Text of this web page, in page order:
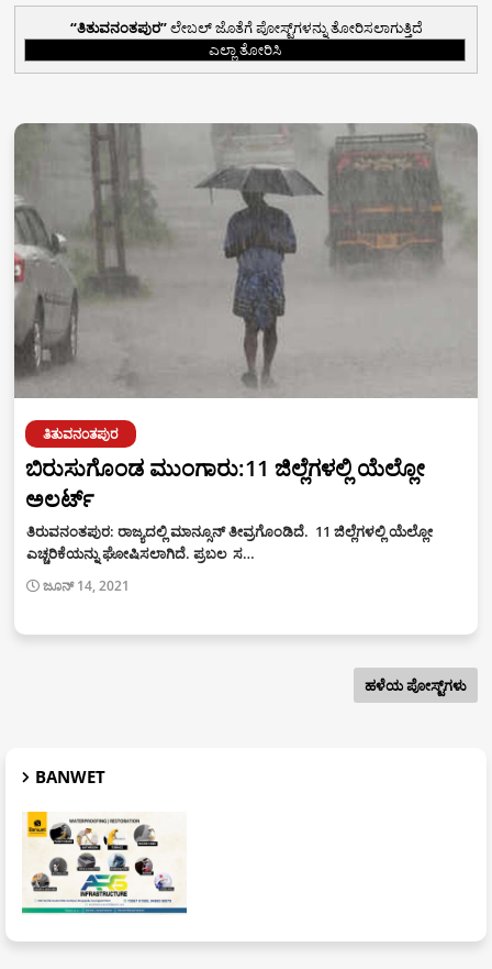
ತಿತುವನಂತಪುರ ಲೇಬಲ್ ಜೊತೆಗೆ ಪೋಸ್ಟ್‌ಗಳನ್ನು ತೋರಿಸಲಾಗುತ್ತಿದೆ
ಎಲ್ಲಾ ತೋರಿಸಿ
ತಿತುವನಂತಪುರ
ಬಿರುಸುಗೊಂಡ ಮುಂಗಾರು:11 ಜಿಲ್ಲೆಗಳಲ್ಲಿ ಯೆಲ್ಲೋ
ಅಲರ್ಟ್
ತಿರುವನಂತಪುರ: ರಾಜ್ಯದಲ್ಲಿ ಮಾನ್ಸೂನ್ ತೀವ್ರಗೊಂಡಿದೆ. 11 ಜಿಲ್ಲೆಗಳಲ್ಲಿ ಯೆಲ್ಲೋ
ಎಚ್ಚರಿಕೆಯನ್ನು ಘೋಷಿಸಲಾಗಿದೆ. ಪ್ರಬಲ ಸ…
ಜೂನ್ 14, 2021
ಹಳೆಯ ಪೋಸ್ಟ್‌ಗಳು
BANWET